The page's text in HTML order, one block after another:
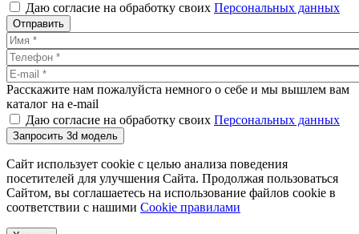
Даю согласие на обработку своих Персональных данных
Отправить
Расскажите нам пожалуйста немного о себе и мы вышлем вам
каталог на e-mail
Даю согласие на обработку своих Персональных данных
Запросить 3d модель
Сайт использует cookie с целью анализа поведения
посетителей для улучшения Сайта. Продолжая пользоваться
Сайтом, вы соглашаетесь на использование файлов cookie в
соответствии с нашими Cookiе правилами